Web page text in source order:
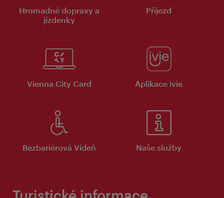
Hromadné dopravy a
jízdenky
Příjezd
Vienna City Card Aplikace ivie
Bezbariérová Vídeň Naše služby